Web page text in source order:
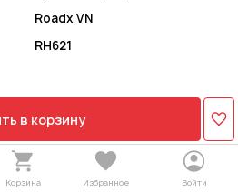
Roadx VN
RH621
в корзину
Корзина Избранное Войти